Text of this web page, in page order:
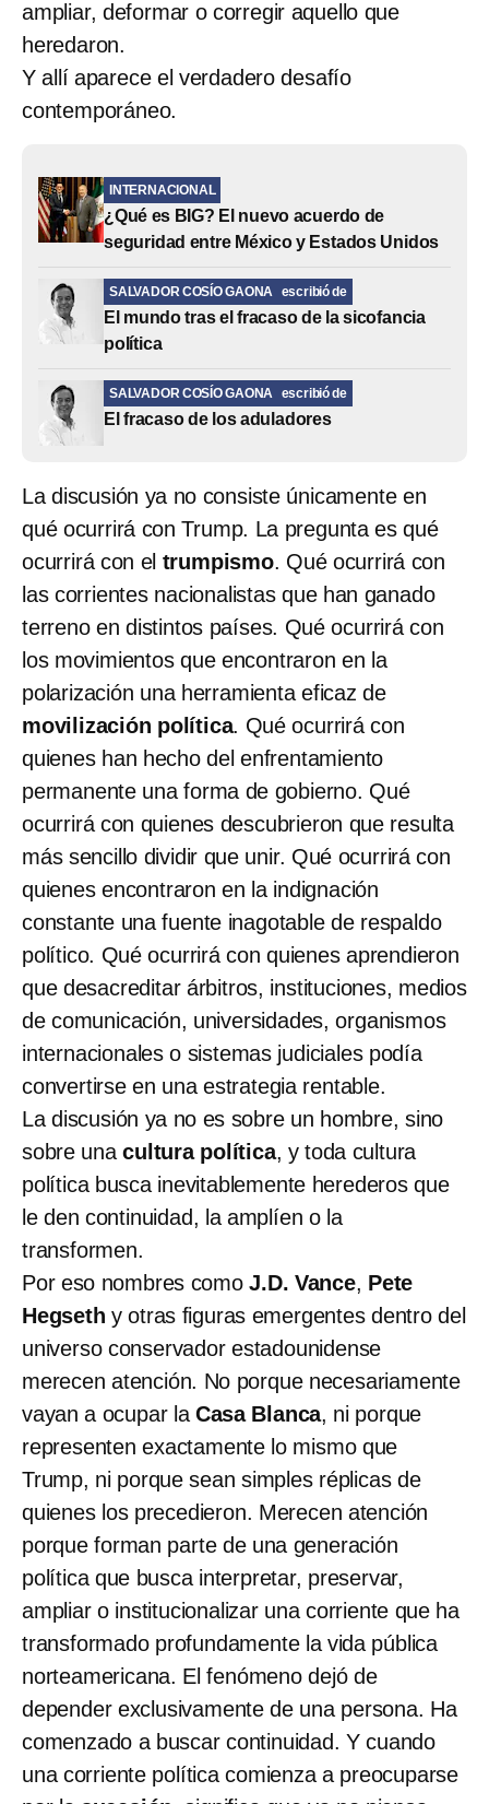
ampliar, deformar o corregir aquello que
heredaron.
Y allí aparece el verdadero desafío
contemporáneo.
INTERNACIONAL
¿Qué es BIG? El nuevo acuerdo de
seguridad entre México y Estados Unidos
SALVADOR COSÍO GAONA escribió de
El mundo tras el fracaso de la sicofancia
política
SALVADOR COSÍO GAONA escribió de
El fracaso de los aduladores
La discusión ya no consiste únicamente en
qué ocurrirá con Trump. La pregunta es qué
ocurrirá con el trumpismo. Qué ocurrirá con
las corrientes nacionalistas que han ganado
terreno en distintos países. Qué ocurrirá con
los movimientos que encontraron en la
polarización una herramienta eficaz de
movilización política. Qué ocurrirá con
quienes han hecho del enfrentamiento
permanente una forma de gobierno. Qué
ocurrirá con quienes descubrieron que resulta
más sencillo dividir que unir. Qué ocurrirá con
quienes encontraron en la indignación
constante una fuente inagotable de respaldo
político. Qué ocurrirá con quienes aprendieron
que desacreditar árbitros, instituciones, medios
de comunicación, universidades, organismos
internacionales o sistemas judiciales podía
convertirse en una estrategia rentable.
La discusión ya no es sobre un hombre, sino
sobre unacultura política, y toda cultura
política busca inevitablemente herederos que
le den continuidad, la amplíen o la
transformen.
Por eso nombres comoJ.D. Vance, Pete
Hegseth y otras figuras emergentes dentro del
universo conservador estadounidense
merecen atención. No porque necesariamente
vayan a ocupar la Casa Blanca, ni porque
representen exactamente lo mismo que
Trump, ni porque sean simples réplicas de
quienes los precedieron. Merecen atención
porque forman parte de una generación
política que busca interpretar, preservar,
ampliar o institucionalizar una corriente que ha
transformado profundamente la vida pública
norteamericana. El fenómeno dejó de
depender exclusivamente de una persona. Ha
comenzado a buscar continuidad. Y cuando
una corriente política comienza a preocuparse